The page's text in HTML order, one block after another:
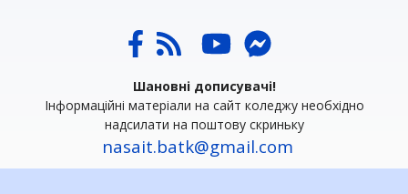
Шановні дописувачі!
Інформаційні матеріали на сайт коледжу необхідно
надсилати на поштову скриньку
nasait.batk@gmail.com